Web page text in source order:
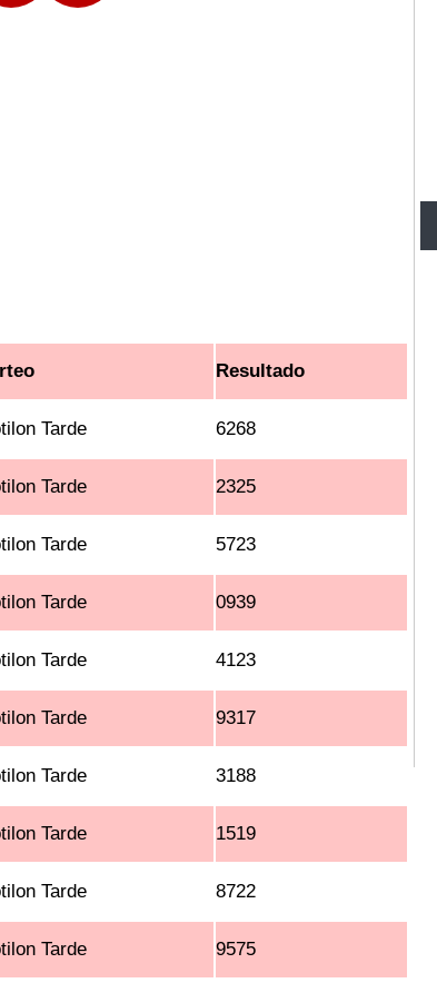
Resultado
Tarde 6268
Tarde 2325
Tarde 5723
Tarde 0939
Tarde 4123
Tarde 9317
Tarde 3188
Tarde 1519
Tarde 8722
Tarde 9575